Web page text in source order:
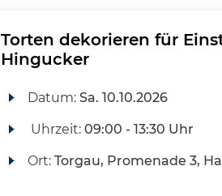
Torten dekorieren für
Hingucker
Datum: Sa. 10.10.2026
Uhrzeit: 09:00 - 13:30 Uhr
Ort: Torgau, Promenade 3,